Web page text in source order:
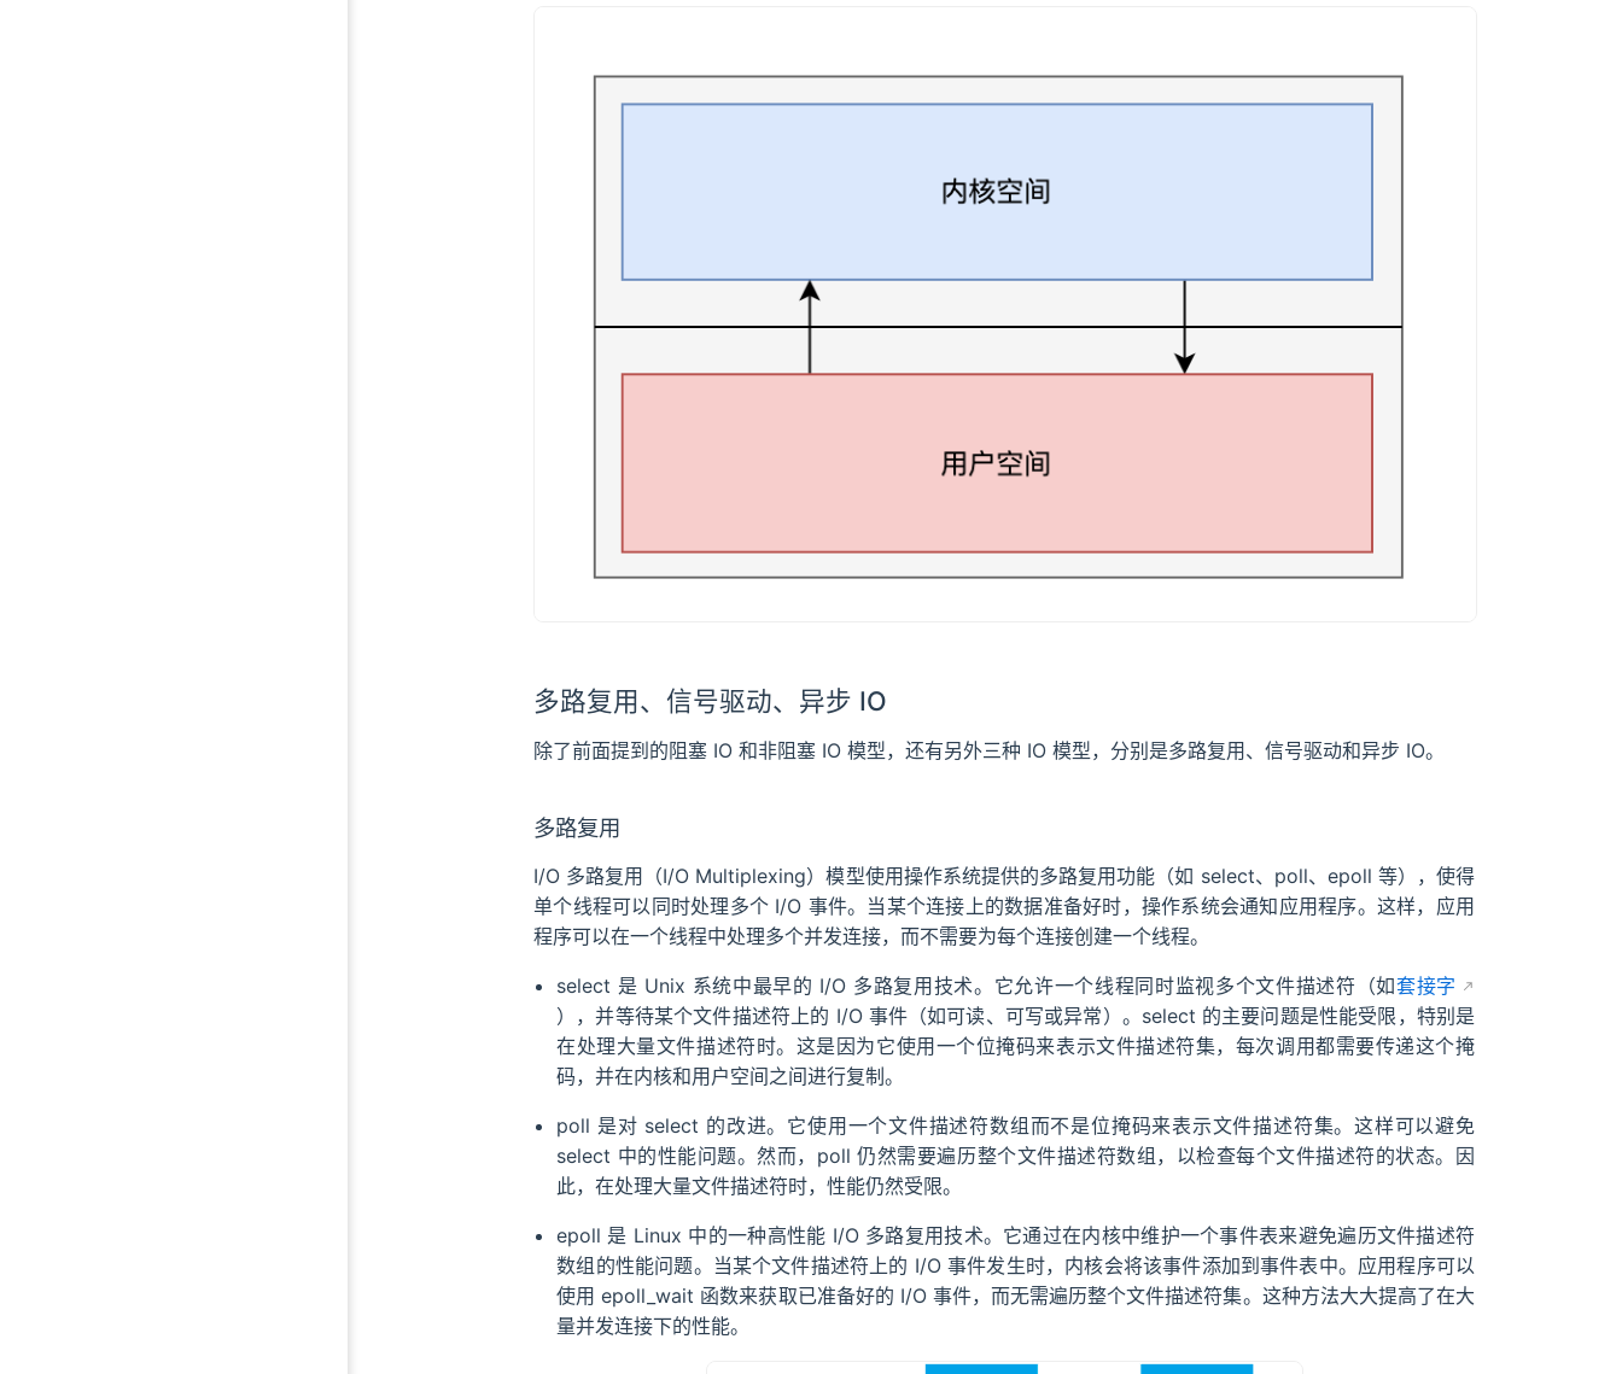
多路复用、信号驱动、异步 IO
除了前面提到的阻塞 IO 和非阻塞 IO 模型，还有另外三种 IO 模型，分别是多路复用、信号驱动和异步 IO。
多路复用
I/O 多路复用（I/O Multiplexing）模型使用操作系统提供的多路复用功能（如 select、poll、epoll 等），使得
单个线程可以同时处理多个 I/O 事件。当某个连接上的数据准备好时，操作系统会通知应用程序。这样，应用
程序可以在一个线程中处理多个并发连接，而不需要为每个连接创建一个线程。
select 是 Unix 系统中最早的 I/O 多路复用技术。它允许一个线程同时监视多个文件描述符（如套接字
），并等待某个文件描述符上的 I/O 事件（如可读、可写或异常）。select 的主要问题是性能受限，特别是
在处理大量文件描述符时。这是因为它使用一个位掩码来表示文件描述符集，每次调用都需要传递这个掩
码，并在内核和用户空间之间进行复制。
poll 是对 select 的改进。它使用一个文件描述符数组而不是位掩码来表示文件描述符集。这样可以避免
select 中的性能问题。然而，poll 仍然需要遍历整个文件描述符数组，以检查每个文件描述符的状态。因
此，在处理大量文件描述符时，性能仍然受限。
epoll 是 Linux 中的一种高性能 I/O 多路复用技术。它通过在内核中维护一个事件表来避免遍历文件描述符
数组的性能问题。当某个文件描述符上的 I/O 事件发生时，内核会将该事件添加到事件表中。应用程序可以
使用 epoll_wait 函数来获取已准备好的 I/O 事件，而无需遍历整个文件描述符集。这种方法大大提高了在大
量并发连接下的性能。